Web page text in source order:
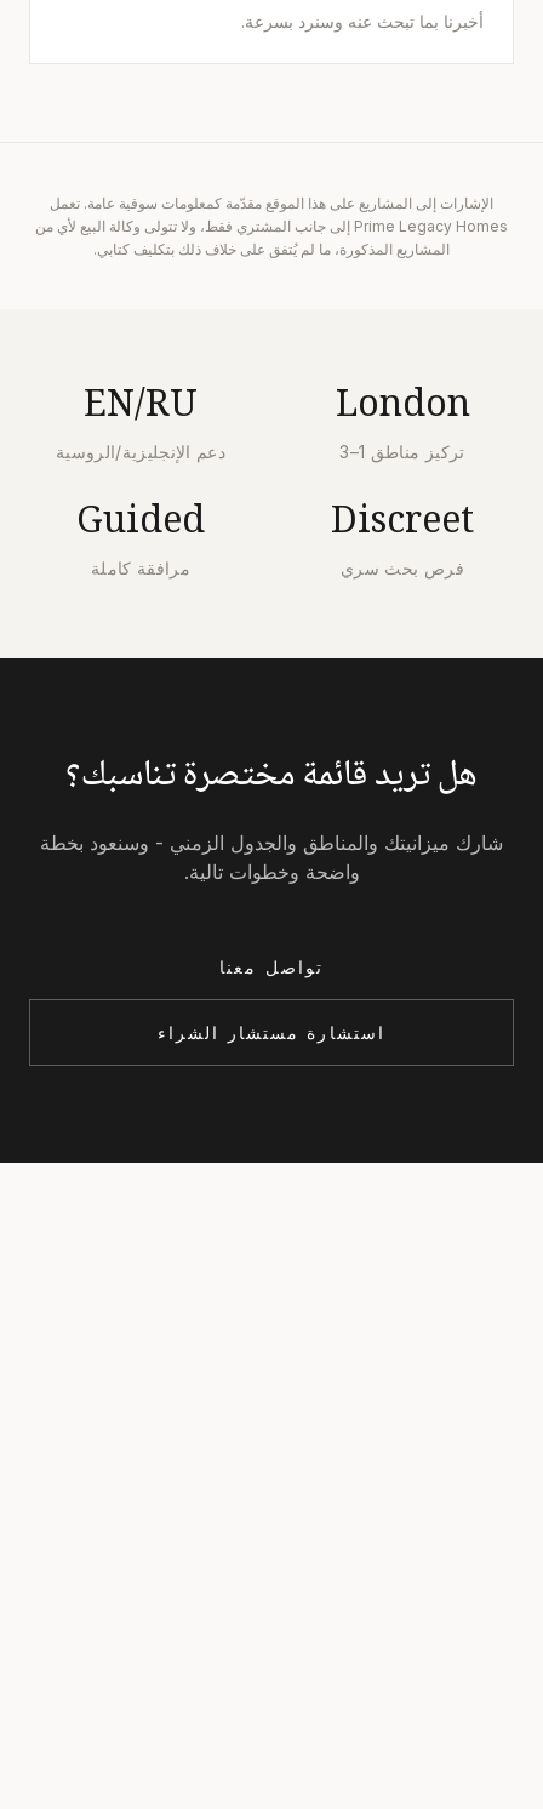
أخبرنا بما تبحث عنه وسنرد بسرعة.
الإشارات إلى المشاريع على هذا الموقع مقدّمة كمعلومات سوقية عامة. تعمل
Prime Legacy Homes إلى جانب المشتري فقط، ولا تتولى وكالة البيع لأي من
المشاريع المذكورة، ما لم يُتفق على خلاف ذلك بتكليف كتابي.
London
تركيز مناطق 1–3
EN/RU
دعم الإنجليزية/الروسية
Discreet
فرص بحث سري
Guided
مرافقة كاملة
هل تريد قائمة مختصرة تناسبك؟
شارك ميزانيتك والمناطق والجدول الزمني - وسنعود بخطة
واضحة وخطوات تالية.
تواصل معنا
استشارة مستشار الشراء